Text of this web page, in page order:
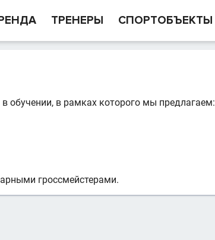
ТРЕНЕРЫ СПОРТОБЪЕКТЫ
в рамках которого мы предлагаем:
гроссмейстерами.